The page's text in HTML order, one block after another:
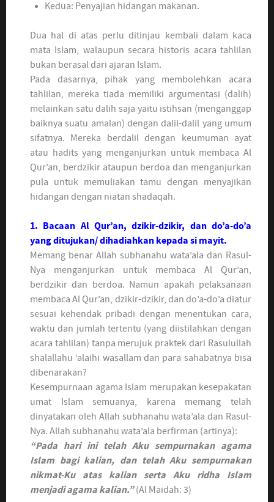
Kedua: Penyajian hidangan makanan.
Dua hal di atas perlu ditinjau kembali dalam kaca
mata Islam, walaupun secara historis acara tahlilan
bukan berasal dari ajaran Islam.
Pada dasarnya, pihak yang membolehkan acara
tahlilan, mereka tiada memiliki argumentasi (dalih)
melainkan satu dalih saja yaitu istihsan (menganggap
baiknya suatu amalan) dengan dalil-dalil yang umum
sifatnya. Mereka berdalil dengan keumuman ayat
atau hadits yang menganjurkan untuk membaca Al
Qur’an, berdzikir ataupun berdoa dan menganjurkan
pula untuk memuliakan tamu dengan menyajikan
hidangan dengan niatan shadaqah.
1. Bacaan Al Qur’an, dzikir-dzikir, dan do’a-do’a
yang ditujukan/ dihadiahkan kepada si mayit.
Memang benar Allah subhanahu wata’ala dan Rasul-
Nya menganjurkan untuk membaca Al Qur’an,
berdzikir dan berdoa. Namun apakah pelaksanaan
membaca Al Qur’an, dzikir-dzikir, dan do’a-do’a diatur
sesuai kehendak pribadi dengan menentukan cara,
waktu dan jumlah tertentu (yang diistilahkan dengan
acara tahlilan) tanpa merujuk praktek dari Rasulullah
shalallahu ‘alaihi wasallam dan para sahabatnya bisa
dibenarakan?
Kesempurnaan agama Islam merupakan kesepakatan
umat Islam semuanya, karena memang telah
dinyatakan oleh Allah subhanahu wata’ala dan Rasul-
Nya. Allah subhanahu wata’ala berfirman (artinya):
“Pada hari ini telah Aku sempurnakan agama
Islam bagi kalian, dan telah Aku sempurnakan
nikmat-Ku atas kalian serta Aku ridha Islam
menjadi agama kalian.”(Al Maidah: 3)